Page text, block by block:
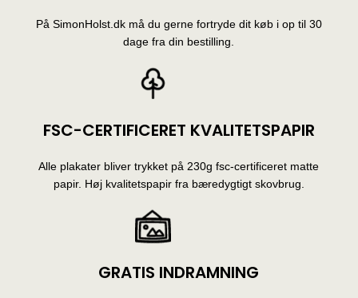
På SimonHolst.dk må du gerne fortryde dit køb i op til 30
dage fra din bestilling.
FSC-CERTIFICERET KVALITETSPAPIR
Alle plakater bliver trykket på 230g fsc-certificeret matte
papir. Høj kvalitetspapir fra bæredygtigt skovbrug.
GRATIS INDRAMNING